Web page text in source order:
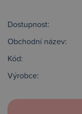
Dostupnost:
Obchodní název:
Kód:
Výrobce: